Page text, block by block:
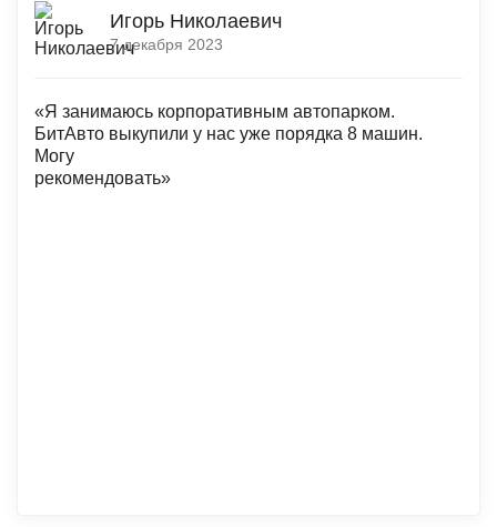
Игорь Николаевич
7 декабря 2023
«Я занимаюсь корпоративным автопарком.
БитАвто выкупили у нас уже порядка 8 машин.
Могу
рекомендовать»